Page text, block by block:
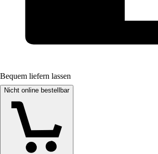
Bequem liefern lassen
Nicht online bestellbar